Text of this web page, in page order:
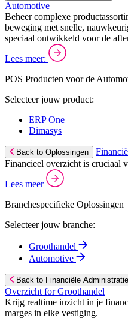
Automotive
Beheer complexe
beweging met snelle,
speciaal ontwikkeld voor de
Lees meer:
POS Producten voor de
Selecteer jouw product:
ERP One
Dimasys
Back to Oplossingen
Financieel overzicht is cruciaal
Lees meer
Branchespecifieke Oplossingen
Selecteer jouw branche:
Groothandel
Automotive
Back to Financiële Administratie
Overzicht for Groothandel
Krijg realtime inzicht in je
marges in elke vestiging.